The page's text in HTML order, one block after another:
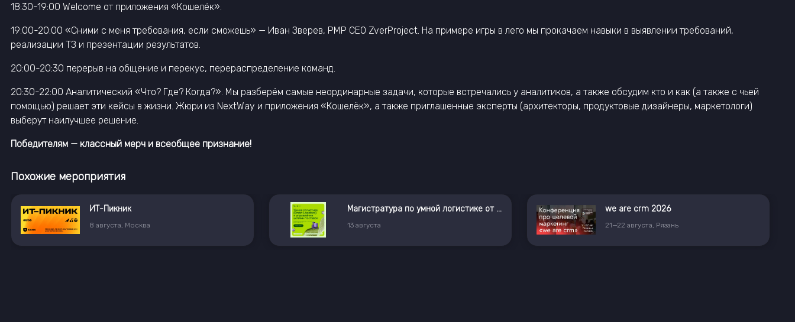
18:30-19:00 Welcome от приложения «Кошелёк».
19:00-20:00 «Сними с меня требования, если сможешь» — Иван Зверев, PMP CEO ZverProject. На примере игры в лего мы прокачаем навыки в выявлении требований,
реализации ТЗ и презентации результатов.
20:00-20:30 перерыв на общение и перекус, перераспределение команд.
20:30-22:00 Аналитический «Что? Где? Когда?». Мы разберём самые неординарные задачи, которые встречались у аналитиков, а также обсудим кто и как (а также с чьей
помощью) решает эти кейсы в жизни. Жюри из NextWay и приложения «Кошелёк», а также приглашенные эксперты (архитекторы, продуктовые дизайнеры, маркетологи)
выберут наилучшее решение.
Победителям — классный мерч и всеобщее признание!
Похожие мероприятия
ИТ-Пикник
8 августа Москва
Магистратура по умной логистике от X5 и РУДН
13 августа
we are crm 2026
21—22 августа Рязань